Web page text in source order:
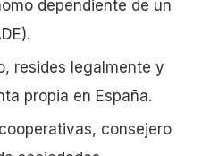
dependiente de un
resides legalmente y
propia en España.
consejero